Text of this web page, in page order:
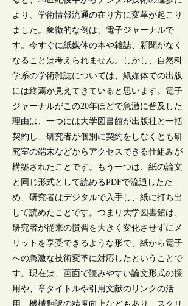
より、学術情報流通の在り方に変革が起こり
ました。象徴的な例は、電子ジャーナルで
す。今すぐに紙媒体の本や雑誌、新聞がなく
なることは考えられません。しかし、自然科
学系の学術雑誌については、紙媒体での出版
には終焉が見えてきていると思います。電子
ジャーナルがこの20年ほどで急激に普及した
理由は、一つには大学図書館が出版社と一括
契約し、研究者が個別に契約をしなくとも研
究室の端末などからアクセスできる仕組みが
構築されたことです。もう一つは、紙の論文
と同じ形式として読めるPDFで流通したた
め、研究者はデジタルで入手し、紙に打ち出
して読めたことです。つまり大学図書館は、
研究者が従来の慣習を大きく変化させずにメ
リットを享受できるような形で、紙から電子
への急激な技術変革に対応したということで
す。現在は、画面で読みやすい論文形式の採
用や、章タイトルや引用文献のリンクの活
用、機械翻訳の精度向上などもあり、スクリ